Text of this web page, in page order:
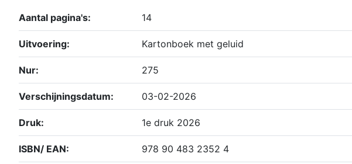
Aantal pagina's: 14
Uitvoering: Kartonboek met geluid
Nur: 275
Verschijningsdatum: 03-02-2026
Druk: 1e druk 2026
ISBN/ EAN: 978 90 483 2352 4